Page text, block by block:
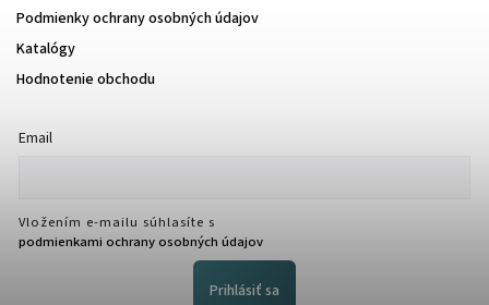
Podmienky ochrany osobných údajov
Katalógy
Hodnotenie obchodu
Email
Vložením e-mailu súhlasíte s
podmienkami ochrany osobných údajov
Prihlásiť sa